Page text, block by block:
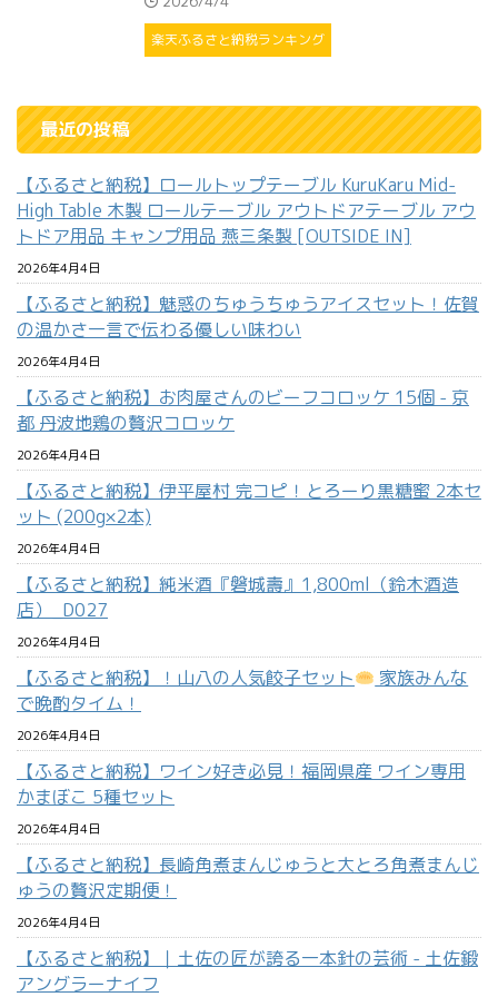
楽天ふるさと納税ランキング
最近の投稿
【ふるさと納税】ロールトップテーブル KuruKaru Mid-
High Table 木製 ロールテーブル アウトドアテーブル アウ
トドア用品 キャンプ用品 燕三条製 [OUTSIDE IN]
2026年4月4日
【ふるさと納税】魅惑のちゅうちゅうアイスセット！佐賀
の温かさ一言で伝わる優しい味わい
2026年4月4日
【ふるさと納税】お肉屋さんのビーフコロッケ 15個 - 京
都 丹波地鶏の贅沢コロッケ
2026年4月4日
【ふるさと納税】伊平屋村 完コピ！とろーり黒糖蜜 2本セ
ット (200g×2本)
2026年4月4日
【ふるさと納税】純米酒『磐城壽』1,800ml（鈴木酒造
店）_D027
2026年4月4日
【ふるさと納税】！山八の人気餃子セット
家族みんな
で晩酌タイム！
2026年4月4日
【ふるさと納税】ワイン好き必見！福岡県産 ワイン専用
かまぼこ 5種セット
2026年4月4日
【ふるさと納税】長崎角煮まんじゅうと大とろ角煮まんじ
ゅうの贅沢定期便！
2026年4月4日
【ふるさと納税】｜土佐の匠が誇る一本針の芸術 - 土佐鍛
アングラーナイフ